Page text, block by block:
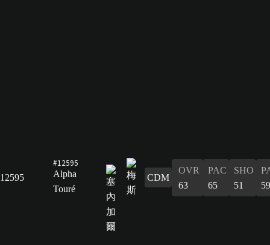
12595
#12595
Alpha
Touré
CDM
OVR
63
PAC
65
SHO
51
59